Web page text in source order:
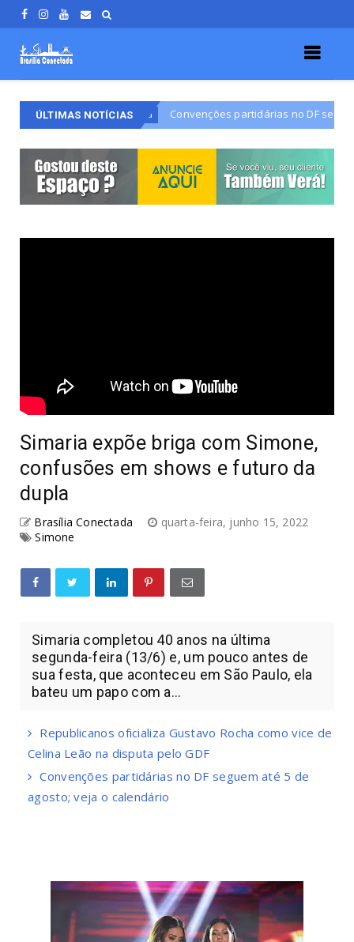
ÚLTIMAS NOTÍCIAS
brasilia Convenções partidárias no DF seguem até 5 de
Simaria expõe briga com Simone,
confusões em shows e futuro da
dupla
Brasília Conectada
quarta-feira, junho 15, 2022
Simone
Simaria completou 40 anos na última
segunda-feira (13/6) e, um pouco antes de
sua festa, que aconteceu em São Paulo, ela
bateu um papo com a...
Republicanos oficializa Gustavo Rocha como vice de
Celina Leão na disputa pelo GDF
Convenções partidárias no DF seguem até 5 de
agosto; veja o calendário